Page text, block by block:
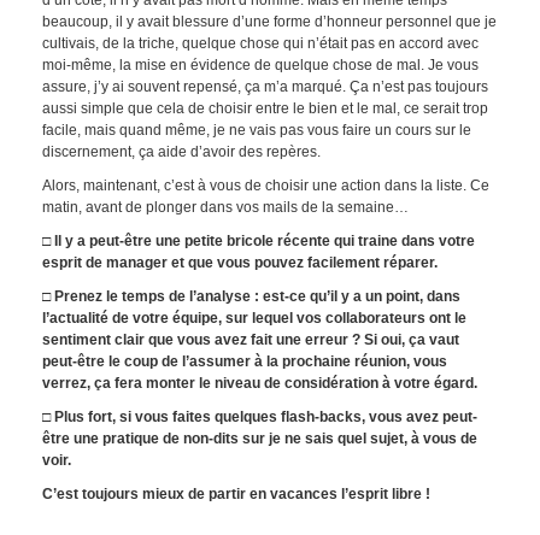
beaucoup, il y avait blessure d’une forme d’honneur personnel que je
cultivais, de la triche, quelque chose qui n’était pas en accord avec
moi-même, la mise en évidence de quelque chose de mal. Je vous
assure, j’y ai souvent repensé, ça m’a marqué. Ça n’est pas toujours
aussi simple que cela de choisir entre le bien et le mal, ce serait trop
facile, mais quand même, je ne vais pas vous faire un cours sur le
discernement, ça aide d’avoir des repères.
Alors, maintenant, c’est à vous de choisir une action dans la liste. Ce
matin, avant de plonger dans vos mails de la semaine…
□ Il y a peut-être une petite bricole récente qui traine dans votre
esprit de manager et que vous pouvez facilement réparer.
□ Prenez le temps de l’analyse : est-ce qu’il y a un point, dans
l’actualité de votre équipe, sur lequel vos collaborateurs ont le
sentiment clair que vous avez fait une erreur ? Si oui, ça vaut
peut-être le coup de l’assumer à la prochaine réunion, vous
verrez, ça fera monter le niveau de considération à votre égard.
□ Plus fort, si vous faites quelques flash-backs, vous avez peut-
être une pratique de non-dits sur je ne sais quel sujet, à vous de
voir.
C’est toujours mieux de partir en vacances l’esprit libre !